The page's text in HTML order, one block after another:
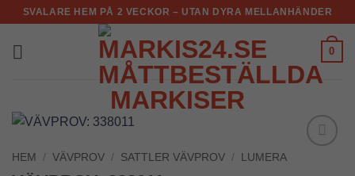
Skip
content
SVALARE HEM PÅ 2 VECKOR – UTAN DYRA MELLANHÄNDER
0
HEM / VÄVPROV / SATTLER VÄVPROV / LUMERA